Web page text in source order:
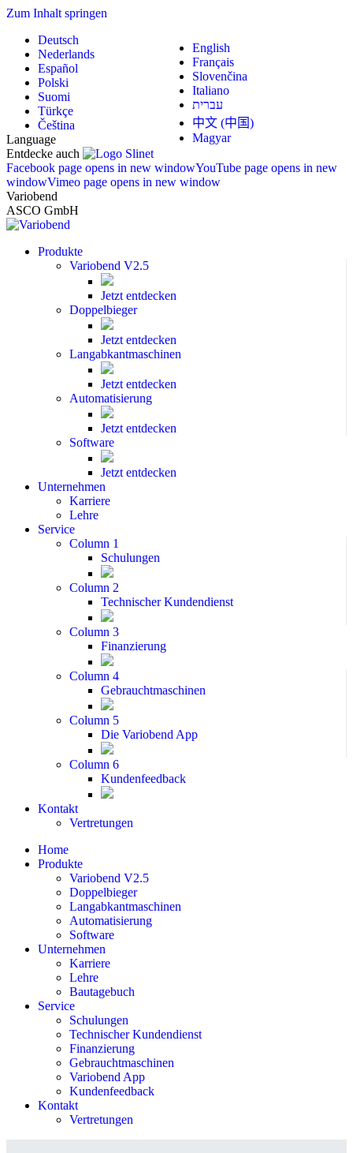
Zum Inhalt springen
Deutsch
English
Nederlands
Français
Español
Slovenčina
Polski
Italiano
Suomi
עברית
Türkçe
中文 (中国)
Čeština
Magyar
Language
Entdecke auch
Facebook page opens in new windowYouTube page opens in new
windowVimeo page opens in new window
Variobend
ASCO GmbH
Produkte
Variobend V2.5
Jetzt entdecken
Doppelbieger
Jetzt entdecken
Langabkantmaschinen
Jetzt entdecken
Automatisierung
Jetzt entdecken
Software
Jetzt entdecken
Unternehmen
Karriere
Lehre
Service
Column 1
Schulungen
Column 2
Technischer Kundendienst
Column 3
Finanzierung
Column 4
Gebrauchtmaschinen
Column 5
Die Variobend App
Column 6
Kundenfeedback
Kontakt
Vertretungen
Home
Produkte
Variobend V2.5
Doppelbieger
Langabkantmaschinen
Automatisierung
Software
Unternehmen
Karriere
Lehre
Bautagebuch
Service
Schulungen
Technischer Kundendienst
Finanzierung
Gebrauchtmaschinen
Variobend App
Kundenfeedback
Kontakt
Vertretungen